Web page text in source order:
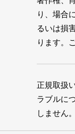
り、場合
るいは損
ります。
正規取扱
ラブルに
しません。